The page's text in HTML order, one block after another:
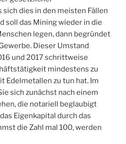
sich dies in den meisten Fällen
soll das Mining wieder in die
legen, dann begründet
Dieser Umstand
und 2017 schrittweise
mindestens zu
Edelmetallen zu tun hat. Im
sich zunächst nach einem
die notariell beglaubigt
Eigenkapital durch das
die Zahl mal 100, werden